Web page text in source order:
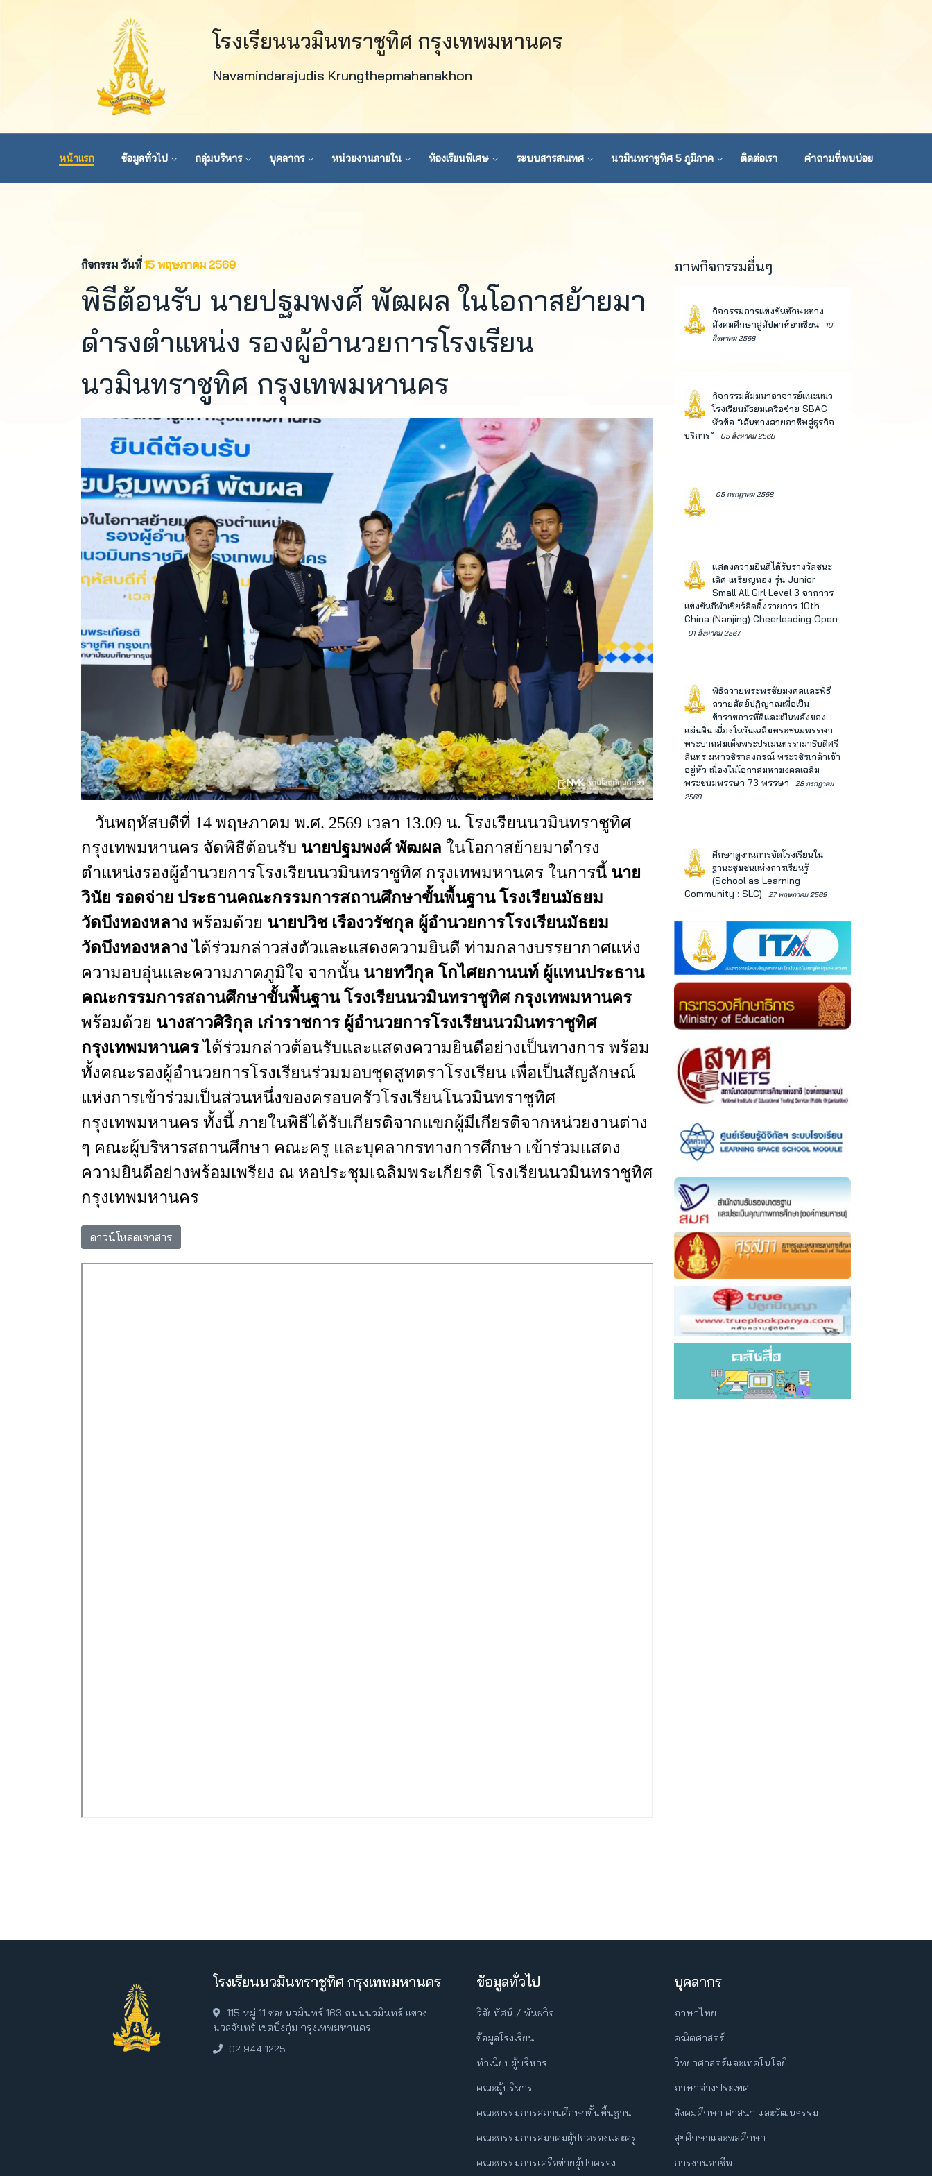
โรงเรียนนวมินทราชูทิศ กรุงเทพมหานคร
Navamindarajudis Krungthepmahanakhon
หน้าแรก ข้อมูลทั่วไป กลุ่มบริหาร บุคลากร หน่วยงานภายใน ห้องเรียนพิเศษ ระบบสารสนเทศ นวมินทราชูทิศ 5 ภูมิภาค ติดต่อเรา คำถามที่พบบ่อย
กิจกรรม วันที่15 พฤษภาคม 2569
พิธีต้อนรับ นายปฐมพงศ์ พัฒผล ในโอกาสย้ายมา
ดำรงตำแหน่ง รองผู้อำนวยการโรงเรียน
นวมินทราชูทิศ กรุงเทพมหานคร
วันพฤหัสบดีที่ 14 พฤษภาคม พ.ศ. 2569 เวลา 13.09 น. โรงเรียนนวมินทราชูทิศ
กรุงเทพมหานคร จัดพิธีต้อนรับ นายปฐมพงศ์ พัฒผล ในโอกาสย้ายมาดำรง
ตำแหน่งรองผู้อำนวยการโรงเรียนนวมินทราชูทิศ กรุงเทพมหานคร ในการนี้ นาย
วินัย รอดจ่าย ประธานคณะกรรมการสถานศึกษาขั้นพื้นฐาน โรงเรียนมัธยม
วัดบึงทองหลาง พร้อมด้วย นายปวิช เรืองวรัชกุล ผู้อำนวยการโรงเรียนมัธยม
วัดบึงทองหลาง ได้ร่วมกล่าวส่งตัวและแสดงความยินดี ท่ามกลางบรรยากาศแห่ง
ความอบอุ่นและความภาคภูมิใจ จากนั้น นายทวีกุล โกไศยกานนท์ ผู้แทนประธาน
คณะกรรมการสถานศึกษาขั้นพื้นฐาน โรงเรียนนวมินทราชูทิศ กรุงเทพมหานคร
พร้อมด้วย นางสาวศิริกุล เก่าราชการ ผู้อำนวยการโรงเรียนนวมินทราชูทิศ
กรุงเทพมหานคร ได้ร่วมกล่าวต้อนรับและแสดงความยินดีอย่างเป็นทางการ พร้อม
ทั้งคณะรองผู้อำนวยการโรงเรียนร่วมมอบชุดสูทตราโรงเรียน เพื่อเป็นสัญลักษณ์
แห่งการเข้าร่วมเป็นส่วนหนึ่งของครอบครัวโรงเรียนโนวมินทราชูทิศ
กรุงเทพมหานคร ทั้งนี้ ภายในพิธีได้รับเกียรติจากแขกผู้มีเกียรติจากหน่วยงานต่าง
ๆ คณะผู้บริหารสถานศึกษา คณะครู และบุคลากรทางการศึกษา เข้าร่วมแสดง
ความยินดีอย่างพร้อมเพรียง ณ หอประชุมเฉลิมพระเกียรติ โรงเรียนนวมินทราชูทิศ
กรุงเทพมหานคร
ดาวน์โหลดเอกสาร
ภาพกิจกรรมอื่นๆ
กิจกรรมการแข่งขันทักษะทาง
สังคมศึกษาสู่สัปดาห์อาเซียน
10
สิงหาคม 2568
กิจกรรมสัมมนาอาจารย์แนะแนว
โรงเรียนมัธยมเครือข่าย SBAC
หัวข้อ “เส้นทางสายอาชีพสู่ธุรกิจ
บริการ”
05 สิงหาคม 2568
05 กรกฎาคม 2568
แสดงความยินดีได้รับรางวัลชนะ
เลิศ เหรียญทอง รุ่น Junior
Small All Girl Level 3 จากการ
แข่งขันกีฬาเชียร์ลีดดิ้งรายการ 10th
China (Nanjing) Cheerleading Open
01 สิงหาคม 2567
พิธีถวายพระพรชัยมงคลและพิธี
ถวายสัตย์ปฏิญาณเพื่อเป็น
ข้าราชการที่ดีและเป็นพลังของ
แผ่นดิน เนื่องในวันเฉลิมพระชนมพรรษา
พระบาทสมเด็จพระปรเมนทรรามาธิบดีศรี
สินทร มหาวชิราลงกรณ์ พระวชิรเกล้าเจ้า
อยู่หัว เนื่องในโอกาสมหามงคลเฉลิม
พระชนมพรรษา 73 พรรษา
28 กรกฎาคม
2568
ศึกษาดูงานการจัดโรงเรียนใน
ฐานะชุมชนแห่งการเรียนรู้
(School as Learning
Community : SLC)
27 พฤษภาคม 2569
โรงเรียนนวมินทราชูทิศ กรุงเทพมหานคร
115 หมู่ 11 ซอยนวมินทร์ 163 ถนนนวมินทร์ แขวง
นวลจันทร์ เขตบึงกุ่ม กรุงเทพมหานคร
02 944 1225
ข้อมูลทั่วไป
วิสัยทัศน์ / พันธกิจ
ข้อมูลโรงเรียน
ทำเนียบผู้บริหาร
คณะผู้บริหาร
คณะกรรมการสถานศึกษาขั้นพื้นฐาน
คณะกรรมการสมาคมผู้ปกครองและครู
คณะกรรมการเครือข่ายผู้ปกครอง
บุคลากร
ภาษาไทย
คณิตศาสตร์
วิทยาศาสตร์และเทคโนโลยี
ภาษาต่างประเทศ
สังคมศึกษา ศาสนา และวัฒนธรรม
สุขศึกษาและพลศึกษา
การงานอาชีพ